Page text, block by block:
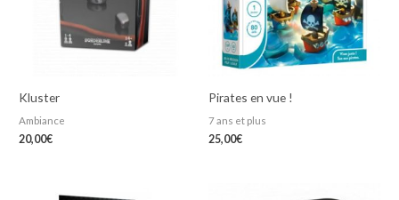
Kluster
Ambiance
20,00€
Pirates en vue !
7 ans et plus
25,00€